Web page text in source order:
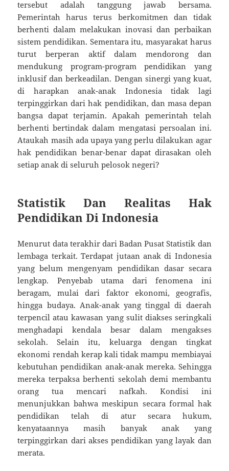
tersebut adalah tanggung jawab bersama.
Pemerintah harus terus berkomitmen dan tidak
berhenti dalam melakukan inovasi dan perbaikan
sistem pendidikan. Sementara itu, masyarakat harus
turut berperan aktif dalam mendorong dan
mendukung program-program pendidikan yang
inklusif dan berkeadilan. Dengan sinergi yang kuat,
di harapkan anak-anak Indonesia tidak lagi
terpinggirkan dari hak pendidikan, dan masa depan
bangsa dapat terjamin. Apakah pemerintah telah
berhenti bertindak dalam mengatasi persoalan ini.
Ataukah masih ada upaya yang perlu dilakukan agar
hak pendidikan benar-benar dapat dirasakan oleh
setiap anak di seluruh pelosok negeri?
Statistik Dan Realitas Hak
Pendidikan Di Indonesia
Menurut data terakhir dari Badan Pusat Statistik dan
lembaga terkait. Terdapat jutaan anak di Indonesia
yang belum mengenyam pendidikan dasar secara
lengkap. Penyebab utama dari fenomena ini
beragam, mulai dari faktor ekonomi, geografis,
hingga budaya. Anak-anak yang tinggal di daerah
terpencil atau kawasan yang sulit diakses seringkali
menghadapi kendala besar dalam mengakses
sekolah. Selain itu, keluarga dengan tingkat
ekonomi rendah kerap kali tidak mampu membiayai
kebutuhan pendidikan anak-anak mereka. Sehingga
mereka terpaksa berhenti sekolah demi membantu
orang tua mencari nafkah. Kondisi ini
menunjukkan bahwa meskipun secara formal hak
pendidikan telah di atur secara hukum,
kenyataannya masih banyak anak yang
terpinggirkan dari akses pendidikan yang layak dan
merata.